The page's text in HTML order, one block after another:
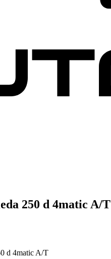
250 d 4matic A/T
d 4matic A/T